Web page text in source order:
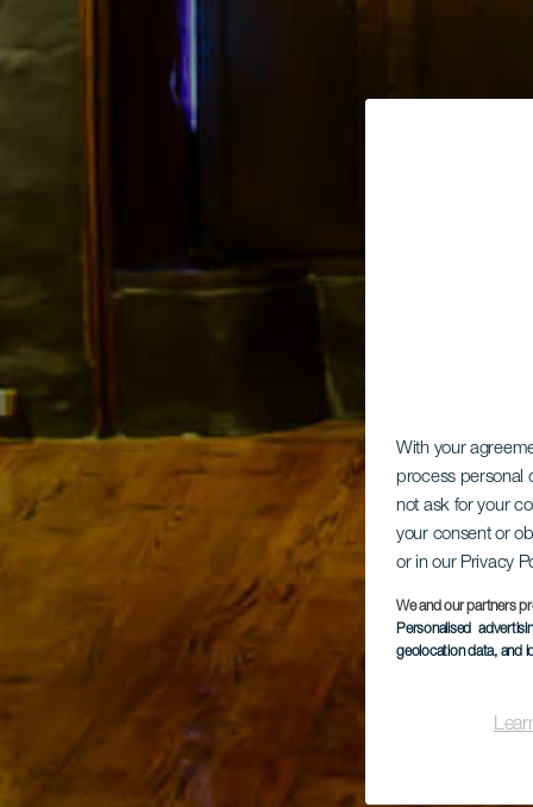
With your
process personal
not ask for your
your consent or
or in our Privacy
We and our partners
Personalised
geolocation data, and